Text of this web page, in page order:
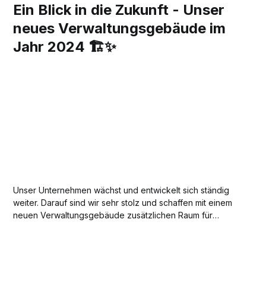
Ein Blick in die Zukunft - Unser
neues Verwaltungsgebäude im
Jahr 2024 🏗️✨
Unser Unternehmen wächst und entwickelt sich ständig
weiter. Darauf sind wir sehr stolz und schaffen mit einem
neuen Verwaltungsgebäude zusätzlichen Raum für